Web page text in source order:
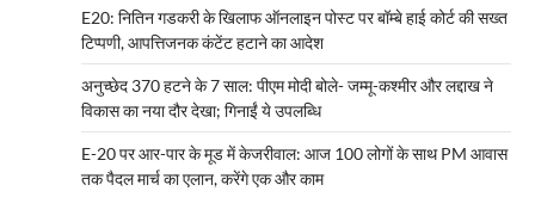
E20: नितिन गडकरी के खिलाफ ऑनलाइन पोस्ट पर बॉम्बे हाई कोर्ट की सख्त
टिप्पणी, आपत्तिजनक कंटेंट हटाने का आदेश
अनुच्छेद 370 हटने के 7 साल: पीएम मोदी बोले- जम्मू-कश्मीर और लद्दाख ने
विकास का नया दौर देखा; गिनाईं ये उपलब्धि
E-20 पर आर-पार के मूड में केजरीवाल: आज 100 लोगों के साथ PM आवास
तक पैदल मार्च का एलान, करेंगे एक और काम